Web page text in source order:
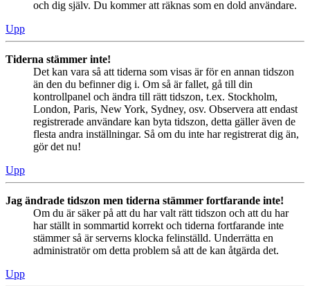
och dig själv. Du kommer att räknas som en dold användare.
Upp
Tiderna stämmer inte!
Det kan vara så att tiderna som visas är för en annan tidszon
än den du befinner dig i. Om så är fallet, gå till din
kontrollpanel och ändra till rätt tidszon, t.ex. Stockholm,
London, Paris, New York, Sydney, osv. Observera att endast
registrerade användare kan byta tidszon, detta gäller även de
flesta andra inställningar. Så om du inte har registrerat dig än,
gör det nu!
Upp
Jag ändrade tidszon men tiderna stämmer fortfarande inte!
Om du är säker på att du har valt rätt tidszon och att du har
har ställt in sommartid korrekt och tiderna fortfarande inte
stämmer så är serverns klocka felinställd. Underrätta en
administratör om detta problem så att de kan åtgärda det.
Upp